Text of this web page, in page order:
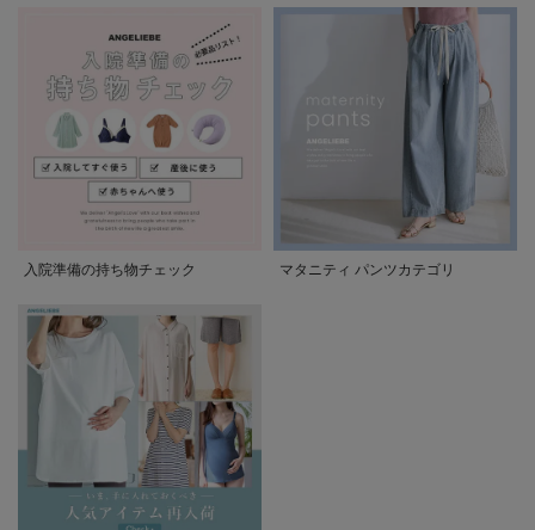
入院準備の持ち物チェック マタニティ パンツカテゴリ